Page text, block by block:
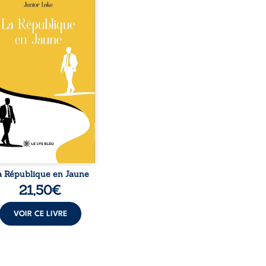
la naissance de
de races différentes
l’ordre établi :
est Noir et Junior est
bien que nés d’un
de Noirs. Très vite,
attire les médias
et transforme
blanc en une figure
sacrée, investie,
certains, d’une mission
Cependant, sous
couvert de ...
République en Jaune
21,50€
VOIR CE LIVRE